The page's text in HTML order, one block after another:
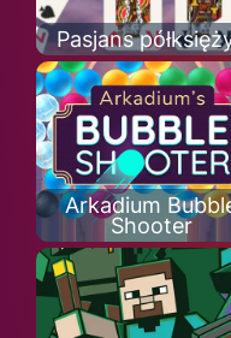
Pasjans
Arkadium
Shooter